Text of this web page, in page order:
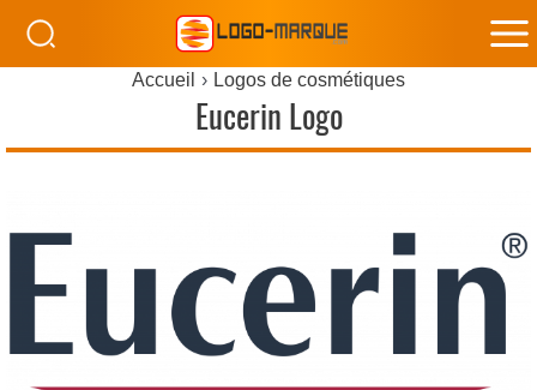
Accueil Logos de cosmétiques
Eucerin Logo